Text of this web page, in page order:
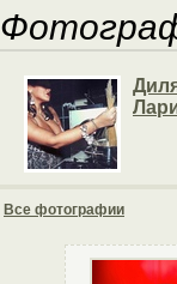
Все фотографии